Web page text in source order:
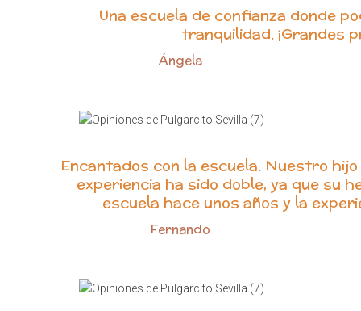
Una escuela de confianza donde
tranquilidad. ¡Grandes
Ángela
Encantados con la escuela. Nuestro
experiencia ha sido doble, ya que su
escuela hace unos años y la
Fernando